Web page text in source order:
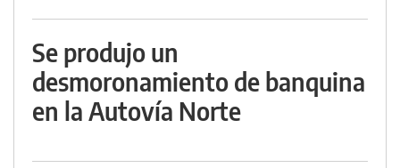
Se produjo un
desmoronamiento de banquina
en la Autovía Norte